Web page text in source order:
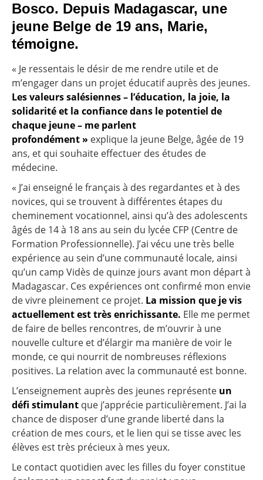
Bosco. Depuis Madagascar, une
jeune Belge de 19 ans, Marie,
témoigne.
« Je ressentais le désir de me rendre utile et de
m’engager dans un projet éducatif auprès des jeunes.
Les valeurs salésiennes – l’éducation, la joie, la
solidarité et la confiance dans le potentiel de
chaque jeune – me parlent
profondément » explique la jeune Belge, âgée de 19
ans, et qui souhaite effectuer des études de
médecine.
« J’ai enseigné le français à des regardantes et à des
novices, qui se trouvent à différentes étapes du
cheminement vocationnel, ainsi qu’à des adolescents
âgés de 14 à 18 ans au sein du lycée CFP (Centre de
Formation Professionnelle). J’ai vécu une très belle
expérience au sein d’une communauté locale, ainsi
qu’un camp Vidès de quinze jours avant mon départ à
Madagascar. Ces expériences ont confirmé mon envie
de vivre pleinement ce projet. La mission que je vis
actuellement est très enrichissante. Elle me permet
de faire de belles rencontres, de m’ouvrir à une
nouvelle culture et d’élargir ma manière de voir le
monde, ce qui nourrit de nombreuses réflexions
positives. La relation avec la communauté est bonne.
L’enseignement auprès des jeunes représente un
défi stimulant que j’apprécie particulièrement. J’ai la
chance de disposer d’une grande liberté dans la
création de mes cours, et le lien qui se tisse avec les
élèves est très précieux à mes yeux.
Le contact quotidien avec les filles du foyer constitue